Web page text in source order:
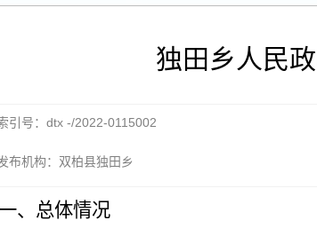
独田乡人民
引号：dtx -/2022-0115002
布机构：双柏县独田乡
一、总体情况